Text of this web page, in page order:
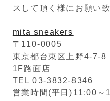
スして頂く様にお願い致
mita sneakers
〒110-0005
東京都台東区上野4-7-8
1F路面店
TEL 03-3832-8346
営業時間(平日)11:00